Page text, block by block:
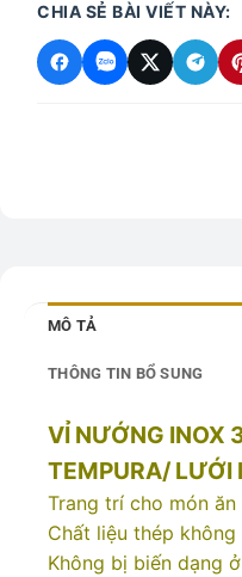
CHIA SẺ BÀI VIẾT NÀY:
MÔ TẢ
THÔNG TIN BỔ SUNG
VỈ NƯỚNG INOX
TEMPURA/ LƯỚI
Trang trí cho món
Chất liệu thép
Không bị biến dạng